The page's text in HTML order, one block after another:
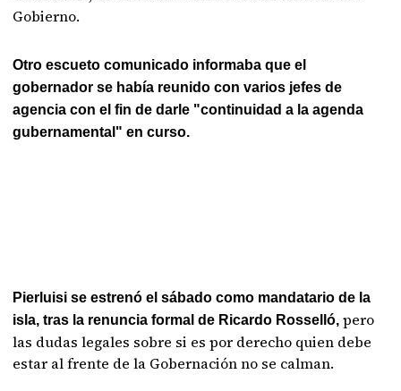
Gobierno.
Otro escueto comunicado informaba que el
gobernador se había reunido con varios jefes de
agencia con el fin de darle "continuidad a la agenda
gubernamental" en curso.
Pierluisi se estrenó el sábado como mandatario de la
isla, tras la renuncia formal de Ricardo Rosselló,pero
las dudas legales sobre si es por derecho quien debe
estar al frente de la Gobernación no se calman.